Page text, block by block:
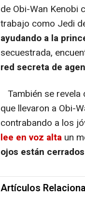
de Obi-Wan Kenobi
trabajo como Jedi
ayudando a la
secuestrada,
red secreta de
También se revela
que llevaron a Obi-
contrabando a los
lee en voz alta un
ojos están
Artículos